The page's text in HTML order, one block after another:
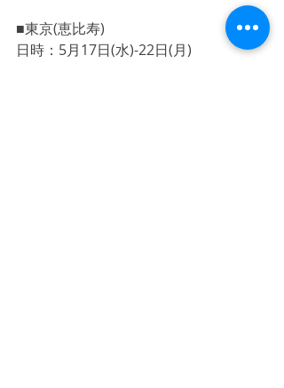
■東京(恵比寿)
日時：5月17日(水)-22日(月)